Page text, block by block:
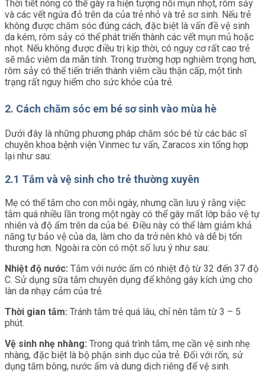
Thời tiết nóng có thể gây ra hiện tượng nổi mụn nhọt, rôm sảy
và các vết ngứa đỏ trên da của trẻ nhỏ và trẻ sơ sinh. Nếu trẻ
không được chăm sóc đúng cách, đặc biệt là vấn đề vệ sinh
da kém, rôm sảy có thể phát triển thành các vết mụn mủ hoặc
nhọt. Nếu không được điều trị kịp thời, có nguy cơ rất cao trẻ
sẽ mắc viêm da mãn tính. Trong trường hợp nghiêm trọng hơn,
rôm sảy có thể tiến triển thành viêm cầu thận cấp, một tình
trạng rất nguy hiểm cho sức khỏe của trẻ.
2. Cách chăm sóc em bé sơ sinh vào mùa hè
Dưới đây là những phương pháp chăm sóc bé từ các bác sĩ
chuyên khoa bệnh viện Vinmec tư vấn, Zaracos xin tổng hợp
lại như sau:
2.1 Tắm và vệ sinh cho trẻ thường xuyên
Mẹ có thể tắm cho con mỗi ngày, nhưng cần lưu ý rằng việc
tắm quá nhiều lần trong một ngày có thể gây mất lớp bảo vệ tự
nhiên và độ ẩm trên da của bé. Điều này có thể làm giảm khả
năng tự bảo vệ của da, làm cho da trở nên khô và dễ bị tổn
thương hơn. Ngoài ra còn có một số lưu ý như sau:
Nhiệt độ nước: Tắm với nước ấm có nhiệt độ từ 32 đến 37 độ
C. Sử dụng sữa tắm chuyên dụng để không gây kích ứng cho
làn da nhạy cảm của trẻ.
Thời gian tắm: Tránh tắm trẻ quá lâu, chỉ nên tắm từ 3 – 5
phút.
Vệ sinh nhẹ nhàng: Trong quá trình tắm, mẹ cần vệ sinh nhẹ
nhàng, đặc biệt là bộ phận sinh dục của trẻ. Đối với rốn, sử
dụng tăm bông, nước ấm và dung dịch riêng để vệ sinh.